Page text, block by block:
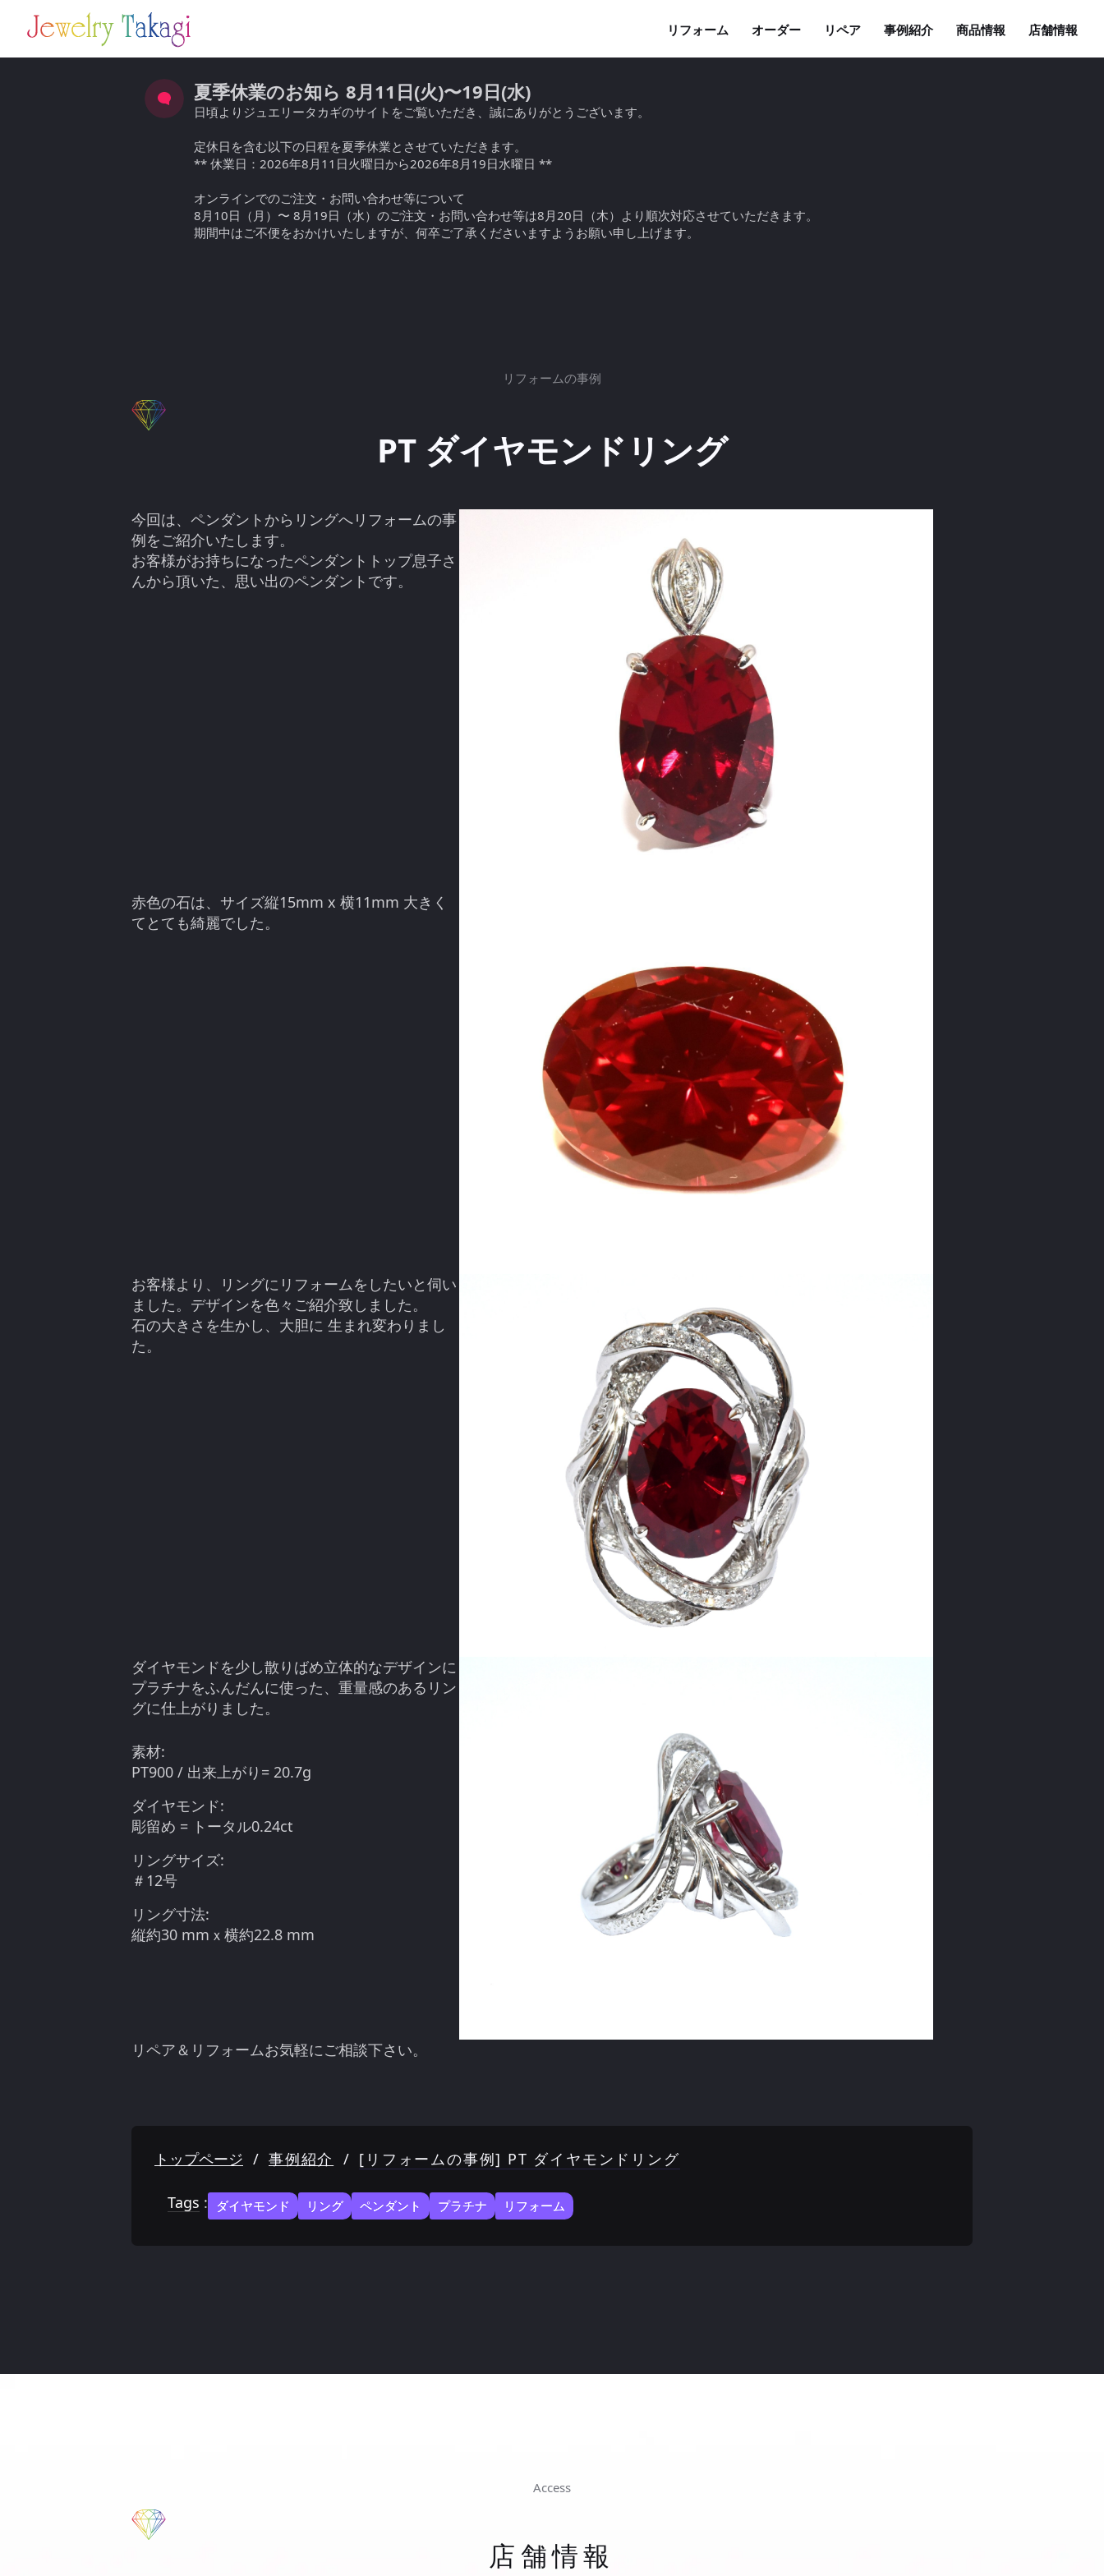
Main menu
リフォーム オーダー リペア 事例紹介 商品情報 店舗情報
夏季休業のお知ら 8月11日(火)〜19日(水)
日頃よりジュエリータカギのサイトをご覧いただき、誠にありがとうございます。
定休日を含む以下の日程を夏季休業とさせていただきます。
** 休業日：2026年8月11日火曜日から2026年8月19日水曜日 **
オンラインでのご注文・お問い合わせ等について
8月10日（月）〜 8月19日（水）のご注文・お問い合わせ等は8月20日（木）より順次対応させていただきます。
期間中はご不便をおかけいたしますが、何卒ご了承くださいますようお願い申し上げます。
リフォームの事例
PT ダイヤモンドリング
今回は、ペンダントからリングへリフォームの事
例をご紹介いたします。
お客様がお持ちになったペンダントトップ息子さ
んから頂いた、思い出のペンダントです。
赤色の石は、サイズ縦15mm x 横11mm 大きく
てとても綺麗でした。
お客様より、リングにリフォームをしたいと伺い
ました。デザインを色々ご紹介致しました。
石の大きさを生かし、大胆に 生まれ変わりまし
た。
ダイヤモンドを少し散りばめ立体的なデザインに
プラチナをふんだんに使った、重量感のあるリン
グに仕上がりました。
素材:
PT900 / 出来上がり= 20.7g
ダイヤモンド:
彫留め = トータル0.24ct
リングサイズ:
＃12号
リング寸法:
縦約30 mmｘ横約22.8 mm
リペア＆リフォームお気軽にご相談下さい。
トップページ / 事例紹介 / [リフォームの事例] PT ダイヤモンドリング
Tags : ダイヤモンド リング ペンダント プラチナ リフォーム
Access
店舗情報